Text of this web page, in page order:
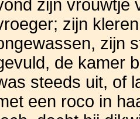
zijn vrouwtje
zijn
zijn
de kamer
steeds uit, of
een roco in